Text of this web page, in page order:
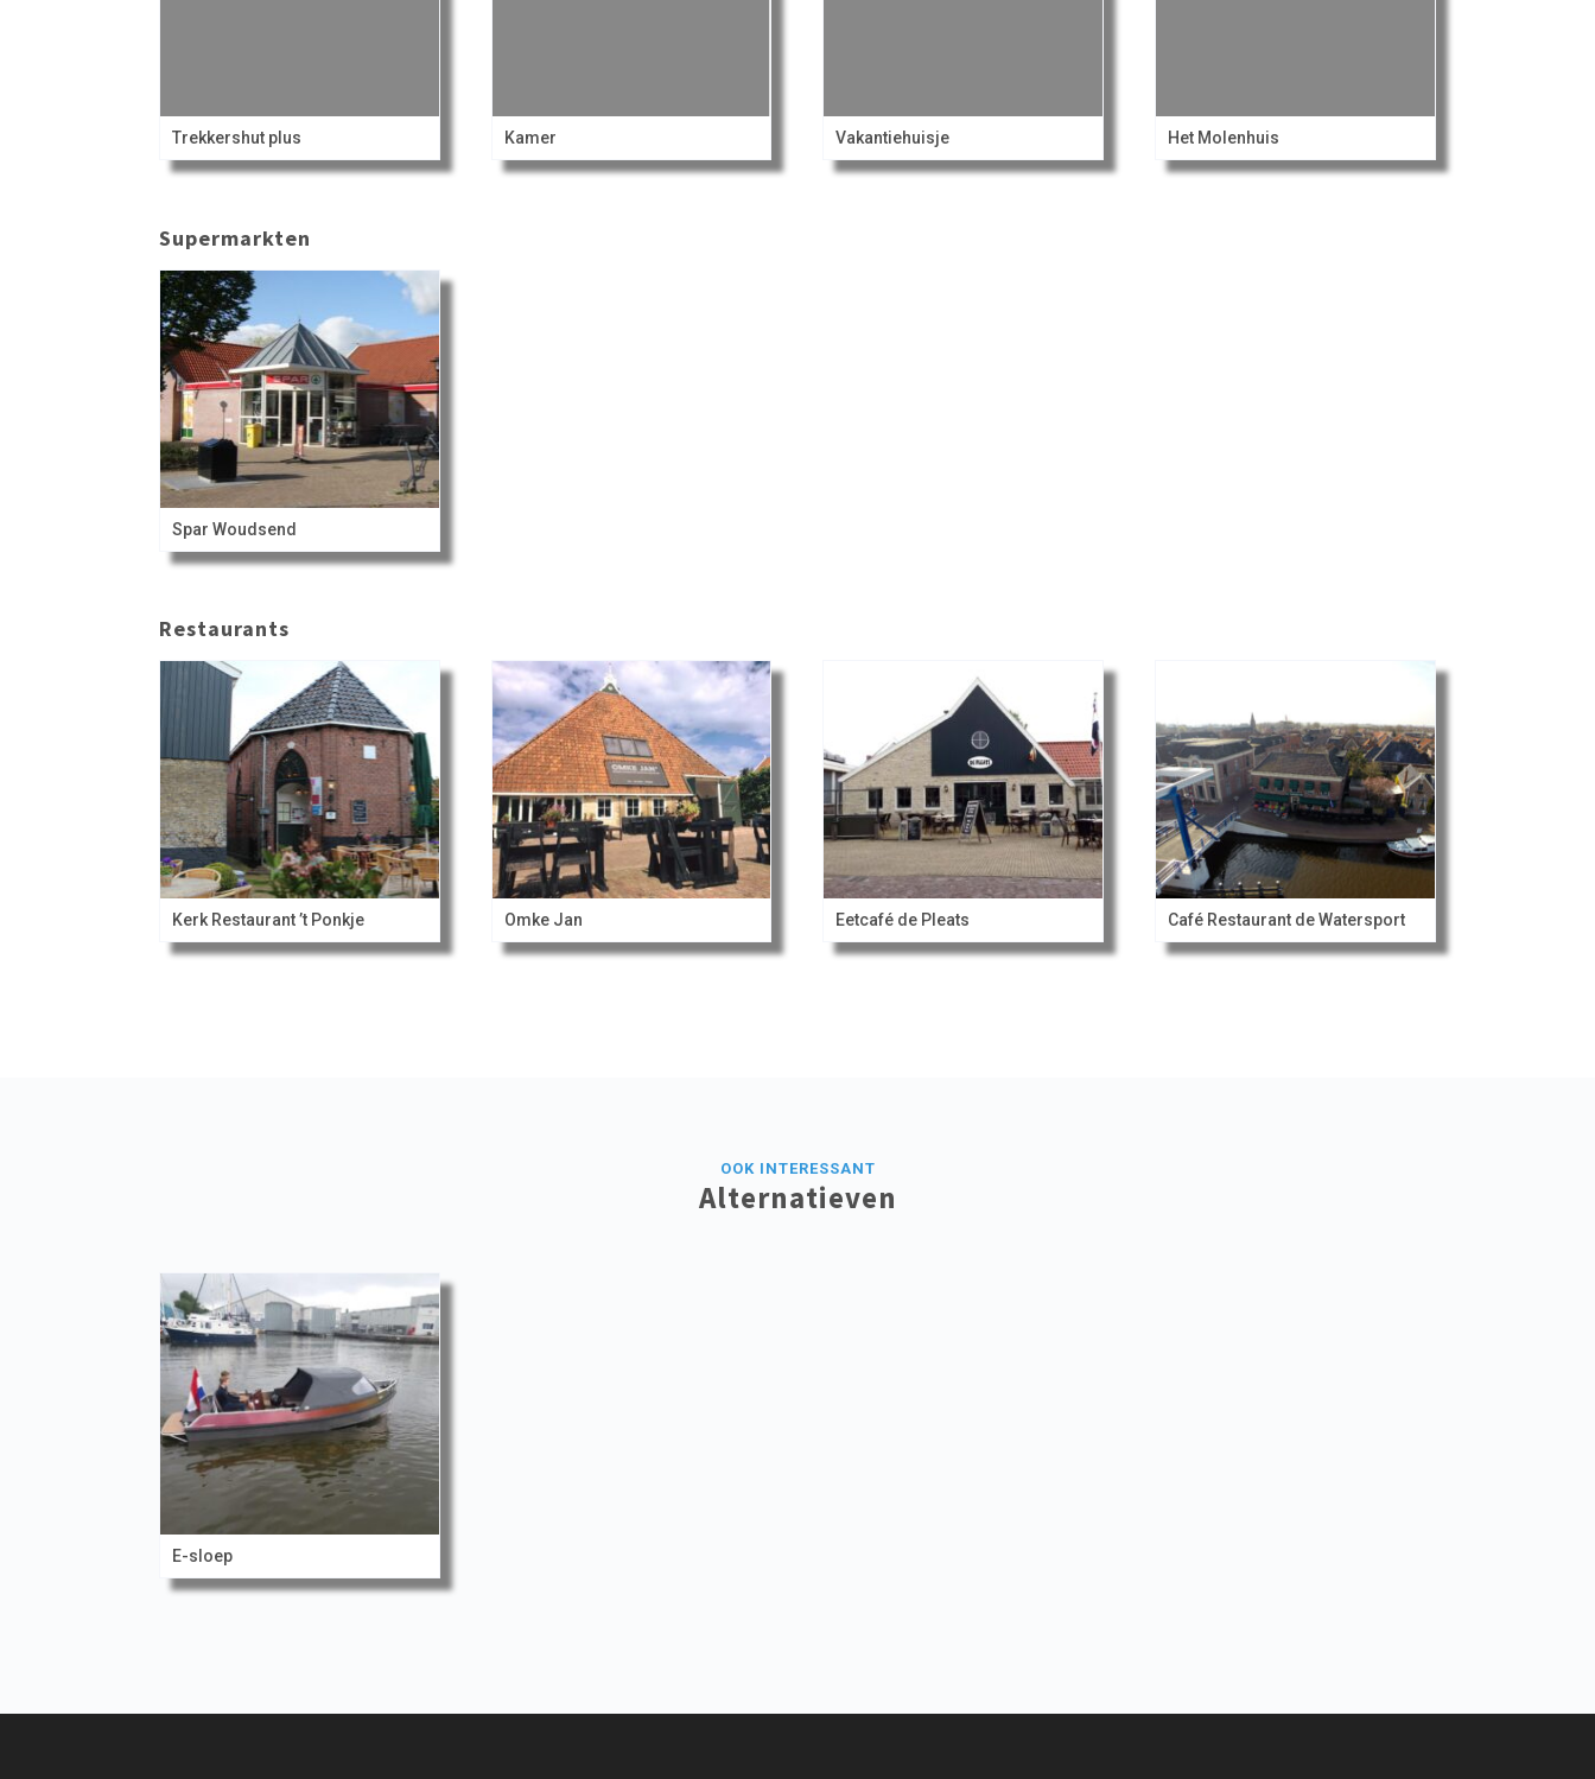
Trekkershut plus Kamer Vakantiehuisje Het Molenhuis
Supermarkten
Spar Woudsend
Restaurants
Kerk Restaurant ’t Ponkje Omke Jan Eetcafé de Pleats Café Restaurant de Watersport
OOK INTERESSANT
Alternatieven
E-sloep